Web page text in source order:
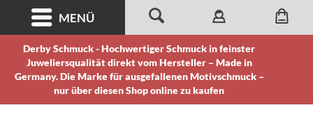
Derby Schmuck - Hochwertiger Schmuck in feinster
Juweliersqualität direkt vom Hersteller – Made in
Germany. Die Marke für ausgefallenen Motivschmuck –
nur über diesen Shop online zu kaufen
MENÜ